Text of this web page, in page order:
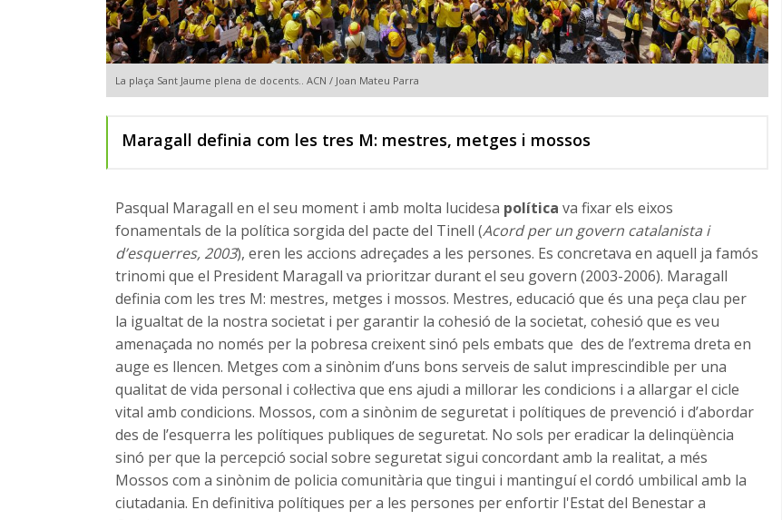
La plaça Sant Jaume plena de docents.. ACN / Joan Mateu Parra
Maragall definia com les tres M: mestres, metges i mossos
Pasqual Maragall en el seu moment i amb molta lucidesa política va fixar els eixos
fonamentals de la política sorgida del pacte del Tinell (Acord per un govern catalanista i
d’esquerres, 2003), eren les accions adreçades a les persones. Es concretava en aquell ja famós
trinomi que el President Maragall va prioritzar durant el seu govern (2003-2006). Maragall
definia com les tres M: mestres, metges i mossos. Mestres, educació que és una peça clau per
la igualtat de la nostra societat i per garantir la cohesió de la societat, cohesió que es veu
amenaçada no només per la pobresa creixent sinó pels embats que des de l’extrema dreta en
auge es llencen. Metges com a sinònim d’uns bons serveis de salut imprescindible per una
qualitat de vida personal i col·lectiva que ens ajudi a millorar les condicions i a allargar el cicle
vital amb condicions. Mossos, com a sinònim de seguretat i polítiques de prevenció i d’abordar
des de l’esquerra les polítiques publiques de seguretat. No sols per eradicar la delinqüència
sinó per que la percepció social sobre seguretat sigui concordant amb la realitat, a més
Mossos com a sinònim de policia comunitària que tingui i mantinguí el cordó umbilical amb la
ciutadania. En definitiva polítiques per a les persones per enfortir l'Estat del Benestar a